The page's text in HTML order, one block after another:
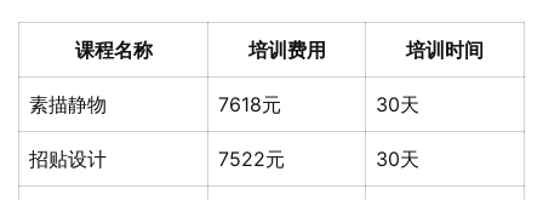
课程名称 培训费用 培训时间
素描静物 7618元 30天
招贴设计 7522元 30天